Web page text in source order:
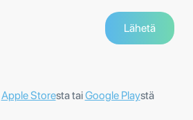
Apple Storesta taiGoogle Playstä